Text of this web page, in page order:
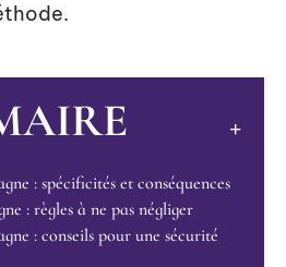
: spécificités et conséquences
: règles à ne pas négliger
: conseils pour une sécurité